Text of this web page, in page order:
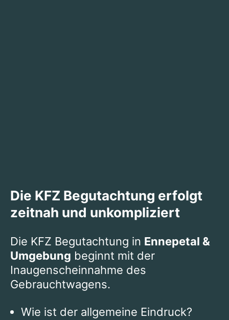
Die KFZ Begutachtung erfolgt
zeitnah und unkompliziert
Die KFZ Begutachtung in Ennepetal &
Umgebung beginnt mit der
Inaugenscheinnahme des
Gebrauchtwagens.
Wie ist der allgemeine Eindruck?